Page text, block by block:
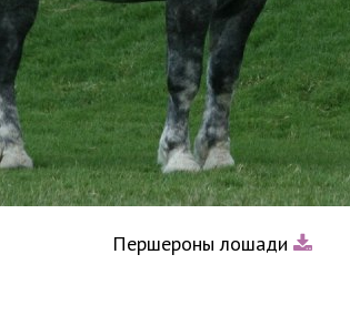
Першероны лошади